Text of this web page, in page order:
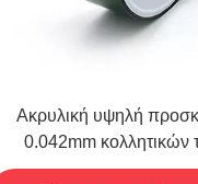
Ακρυλική υψηλή
0.042mm κολλητικών
Polyimide ανθεκτική στη